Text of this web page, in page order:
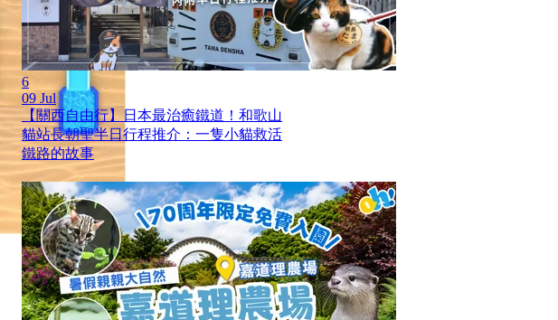
6
09 Jul
【關西自由行】日本最治癒鐵道！和歌山
貓站長朝聖半日行程推介：一隻小貓救活
鐵路的故事